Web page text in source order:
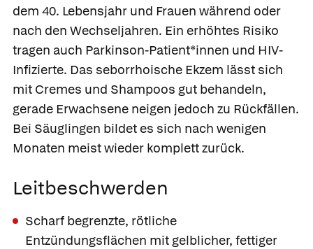
dem 40. Lebensjahr und Frauen während oder
nach den Wechseljahren. Ein erhöhtes Risiko
tragen auch Parkinson-Patient*innen und HIV-
Infizierte. Das seborrhoische Ekzem lässt sich
mit Cremes und Shampoos gut behandeln,
gerade Erwachsene neigen jedoch zu Rückfällen.
Bei Säuglingen bildet es sich nach wenigen
Monaten meist wieder komplett zurück.
Leitbeschwerden
Scharf begrenzte, rötliche
Entzündungsflächen mit gelblicher, fettiger